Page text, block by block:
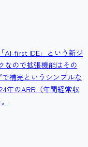
AI-first IDE」という新ジ
なので拡張機能はその
補完というシンプルな
年のARR（年間経常収